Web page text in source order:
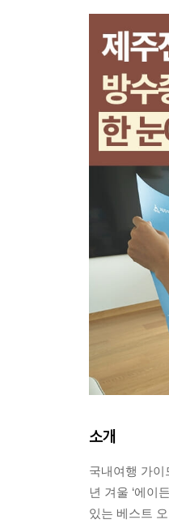
소개
국내여행 가
년 겨울 ‘에이
있는 베스트